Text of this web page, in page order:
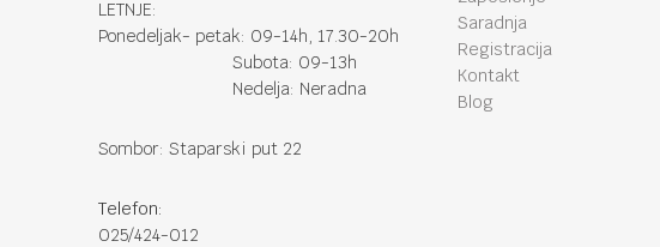
LETNJE:
Ponedeljak- petak: 09-14h, 17.30-20h
Subota: 09-13h
Nedelja: Neradna
Sombor: Staparski put 22
Telefon:
025/424-012
Saradnja
Registracija
Kontakt
Blog